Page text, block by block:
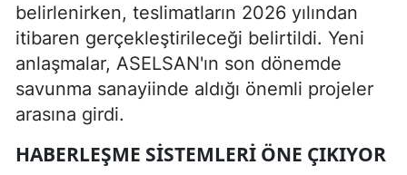
belirlenirken, teslimatların 2026 yılından
itibaren gerçekleştirileceği belirtildi. Yeni
anlaşmalar, ASELSAN'ın son dönemde
savunma sanayiinde aldığı önemli projeler
arasına girdi.
HABERLEŞME SISTEMLERI ÖNE ÇIKIYOR